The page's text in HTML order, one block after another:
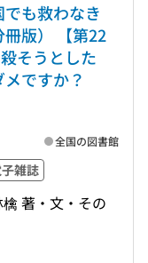
も救わなき
版） 【第22
そうとした
ですか？
雑誌
著・文・その
全国の図書館